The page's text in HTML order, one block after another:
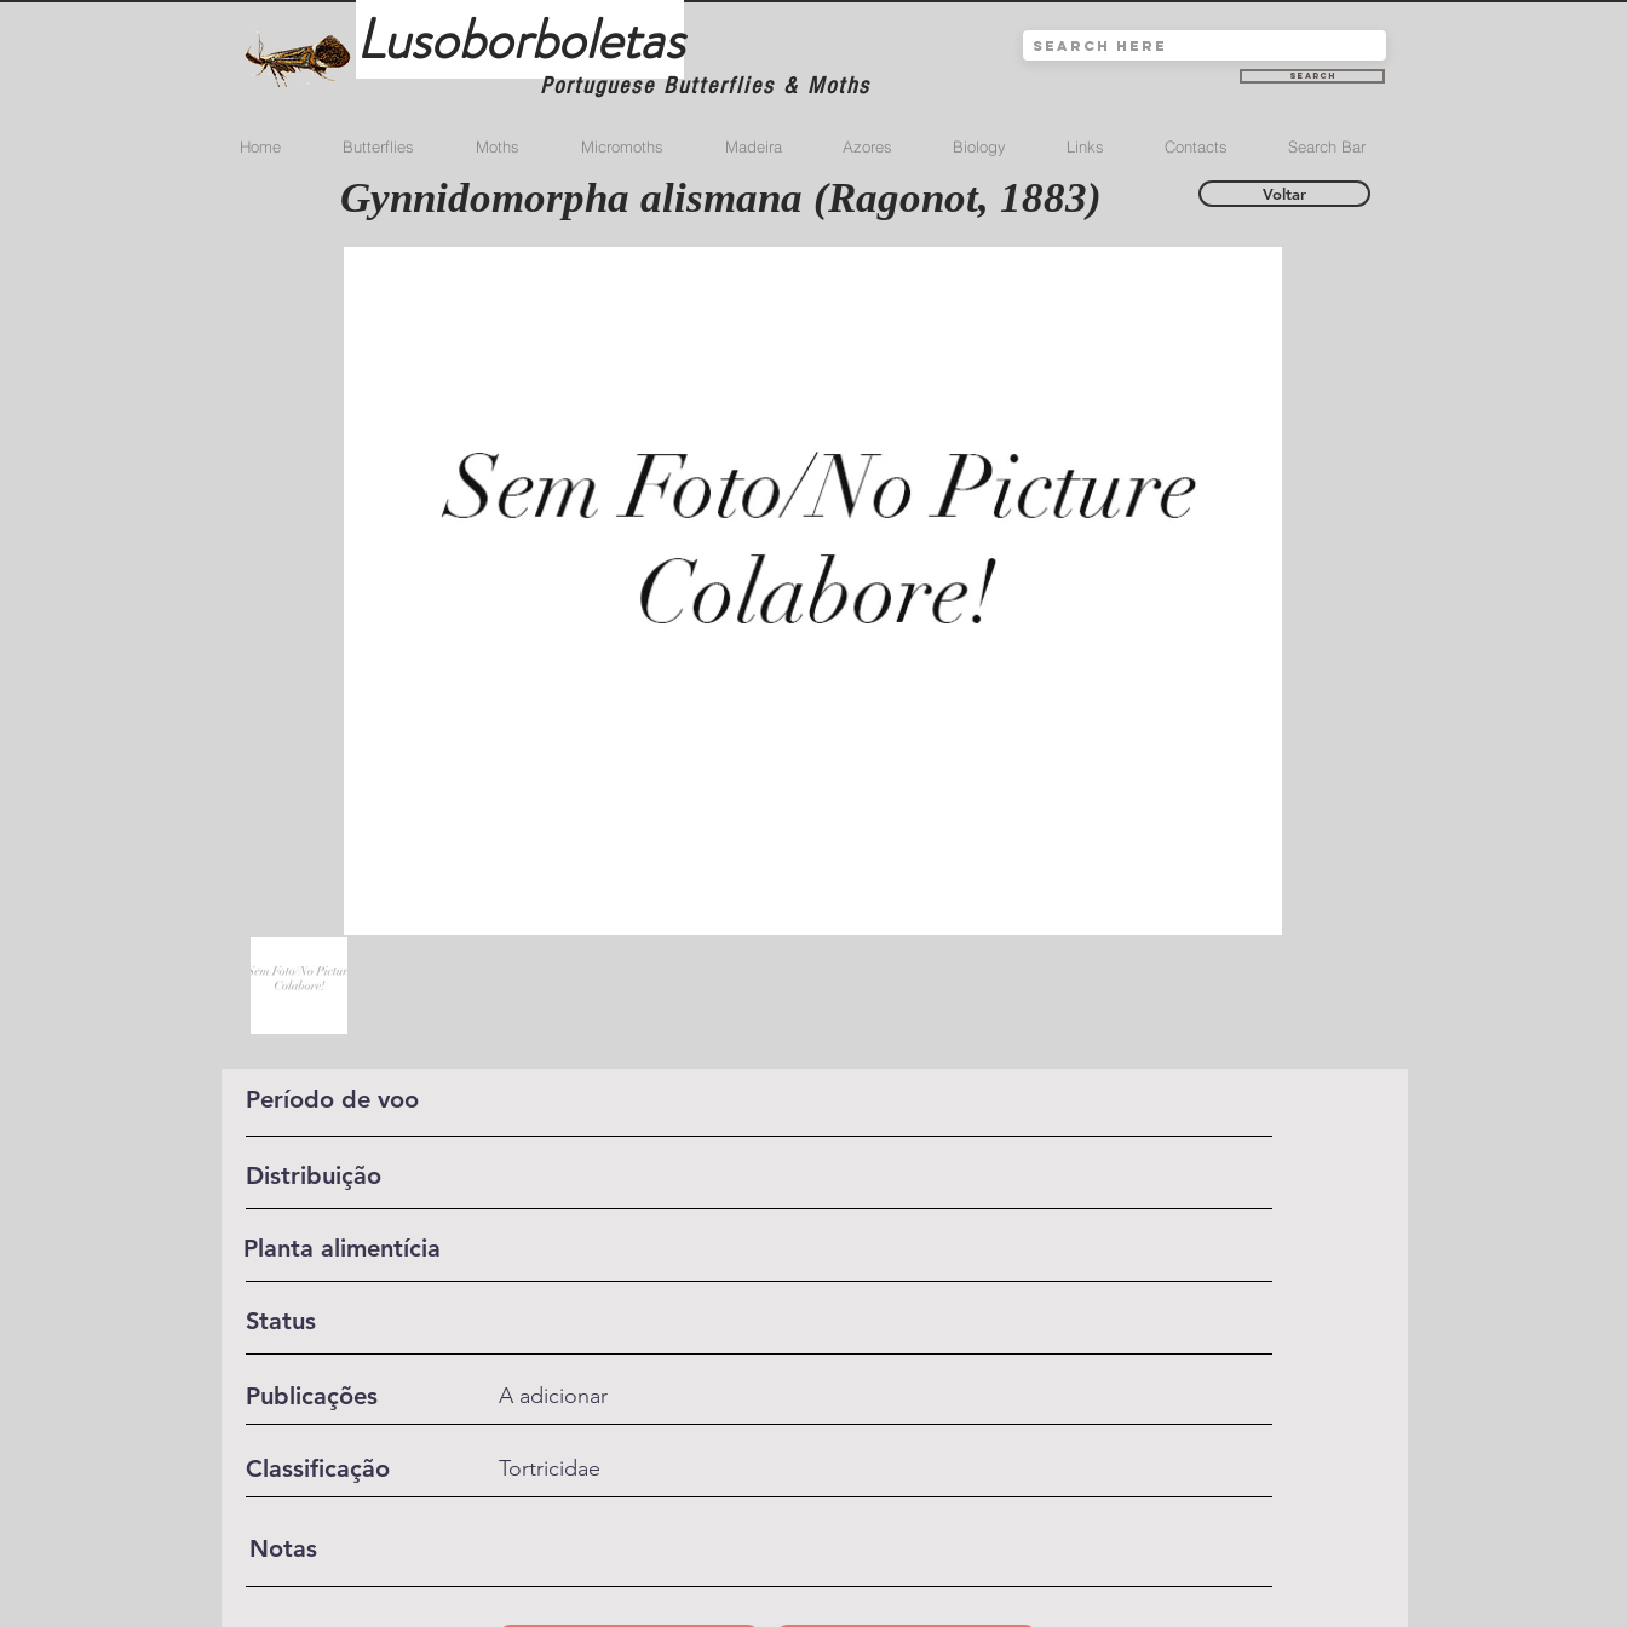
Lusoborboletas
Portuguese Butterflies & Moths Search
Home Butterflies Moths Micromoths Madeira Azores Biology Links Contacts Search Bar
Gynnidomorpha alismana (Ragonot, 1883) Voltar
Período de voo
Distribuição
Planta alimentícia
Status
Publicações A adicionar
Classificação Tortricidae
Notas